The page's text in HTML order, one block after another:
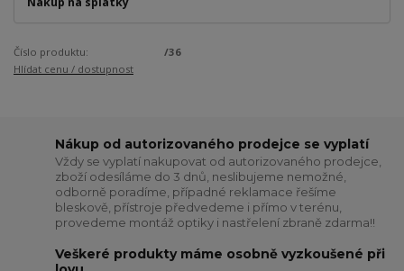
Číslo produktu:
/36
Hlídat cenu / dostupnost
Nákup od autorizovaného prodejce se vyplatí
Vždy se vyplatí nakupovat od autorizovaného prodejce,
zboží odesíláme do 3 dnů, neslibujeme nemožné,
odborně poradíme, případné reklamace řešíme
bleskově, přístroje předvedeme i přímo v terénu,
provedeme montáž optiky i nastřelení zbraně zdarma!!
Veškeré produkty máme osobně vyzkoušené při